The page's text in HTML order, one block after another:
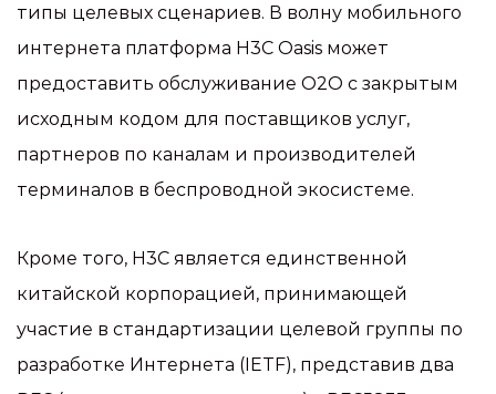
типы целевых сценариев. В волну мобильного
интернета платформа H3C Oasis может
предоставить обслуживание O2O с закрытым
исходным кодом для поставщиков услуг,
партнеров по каналам и производителей
терминалов в беспроводной экосистеме.
Кроме того, H3C является единственной
китайской корпорацией, принимающей
участие в стандартизации целевой группы по
разработке Интернета (IETF), представив два